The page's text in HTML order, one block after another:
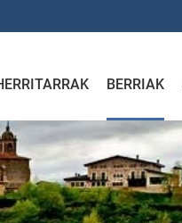
BERRIAK